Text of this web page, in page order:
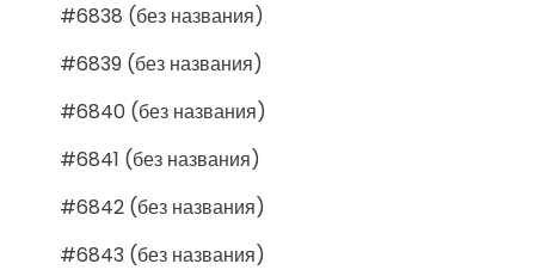
#6838 (без названия)
#6839 (без названия)
#6840 (без названия)
#6841 (без названия)
#6842 (без названия)
#6843 (без названия)